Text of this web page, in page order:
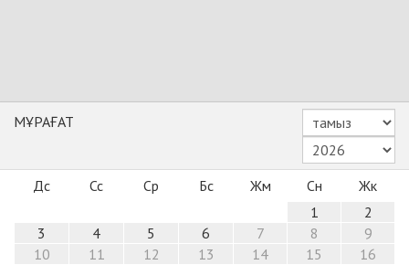
МҰРАҒАТ
Дс Сс Ср Бс Жм Сн
Жк
1
2
3
4 5 6 7 8
9
10
11 12 13 14 15
16